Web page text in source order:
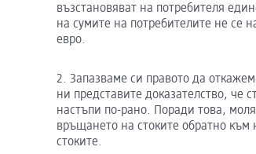
възстановяват на потребителя
на сумите на потребителите не се
евро.
2. Запазваме си правото да
ни представите доказателство, че
настъпи по-рано. Поради това,
връщането на стоките обратно
стоките.